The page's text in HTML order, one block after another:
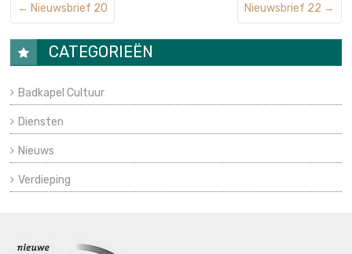
← Nieuwsbrief 20 Nieuwsbrief 22 →
CATEGORIEËN
Badkapel Cultuur
Diensten
Nieuws
Verdieping